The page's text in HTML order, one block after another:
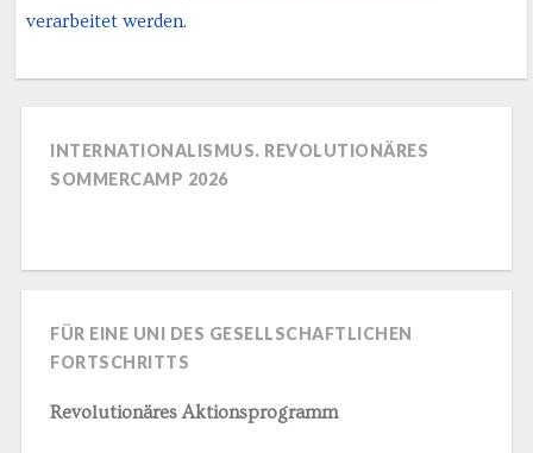
verarbeitet werden.
INTERNATIONALISMUS. REVOLUTIONÄRES
SOMMERCAMP 2026
FÜR EINE UNI DES GESELLSCHAFTLICHEN
FORTSCHRITTS
Revolutionäres Aktionsprogramm